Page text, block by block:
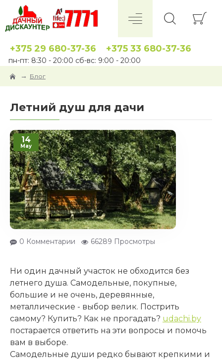
+375 29 680-37-36 +375 33 680-37-36
пн-пт: 8:30 - 20:00 сб-вс: 9:00 - 20:00
Блог
Летний душ для дачи
14
May
0 Комментарии 66289 Просмотры
Ни один дачный участок не обходится без
летнего душа. Самодельные, покупные,
большие и не очень, деревянные,
металлические - выбор велик. Пострить
самому? Купить? Как не прогадать? udachi.by
постарается ответить на эти вопросы и помочь
вам в выборе.
Самодельные души редко бывают крепкими и